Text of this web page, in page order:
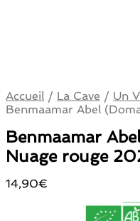
Accueil / La Cave / Un
Benmaamar Abel
Benmaamar
Nuage rouge
14,90€